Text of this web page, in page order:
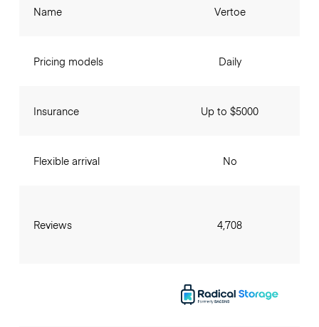
Name
Pricing models
Insurance
Flexible arrival
Reviews
Vertoe
Daily
Up to $5000
No
4,708